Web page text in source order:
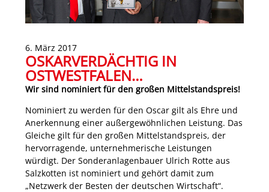
6. März 2017
OSKARVERDÄCHTIG IN
OSTWESTFALEN…
Wir sind nominiert für den großen Mittelstandspreis!
Nominiert zu werden für den Oscar gilt als Ehre und
Anerkennung einer außergewöhnlichen Leistung. Das
Gleiche gilt für den großen Mittelstandspreis, der
hervorragende, unternehmerische Leistungen
würdigt. Der Sonderanlagenbauer Ulrich Rotte aus
Salzkotten ist nominiert und gehört damit zum
„Netzwerk der Besten der deutschen Wirtschaft“.